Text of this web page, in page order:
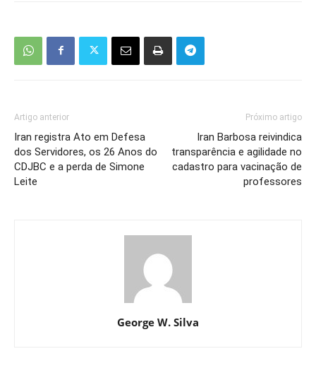
Artigo anterior
Iran registra Ato em Defesa
dos Servidores, os 26 Anos do
CDJBC e a perda de Simone
Leite
Próximo artigo
Iran Barbosa reivindica
transparência e agilidade no
cadastro para vacinação de
professores
George W. Silva